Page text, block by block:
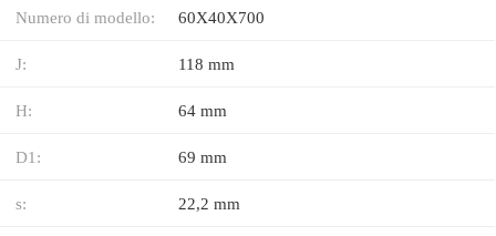
Numero di modello: 60X40X700
J: 118 mm
H: 64 mm
D1: 69 mm
s: 22,2 mm